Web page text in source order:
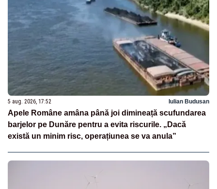
5 aug. 2026, 17:52 Iulian Budusan
Apele Române amâna până joi dimineață scufundarea
barjelor pe Dunăre pentru a evita riscurile. „Dacă
există un minim risc, operațiunea se va anula”